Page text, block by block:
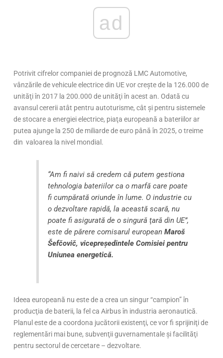
ad
Potrivit cifrelor companiei de prognoză LMC Automotive,
vânzările de vehicule electrice din UE vor creşte de la 126.000 de
unităţi în 2017 la 200.000 de unităţi în acest an. Odată cu
avansul cererii atât pentru autoturisme, cât şi pentru sistemele
de stocare a energiei electrice, piaţa europeană a bateriilor ar
putea ajunge la 250 de miliarde de euro până în 2025, o treime
din valoarea la nivel mondial.
“Am fi naivi să credem că putem gestiona
tehnologia bateriilor ca o marfă care poate
fi cumpărată oriunde în lume. O industrie cu
o dezvoltare rapidă, la această scară, nu
poate fi asigurată de o singură ţară din UE”,
este de părere comisarul european Maroš
Šefčovič, vicepreşedintele Comisiei pentru
Uniunea energetică.
Ideea europeană nu este de a crea un singur “campion” în
producţia de baterii, la fel ca Airbus în industria aeronautică.
Planul este de a coordona jucătorii existenţi, ce vor fi sprijiniţi de
reglementări mai bune, subvenţii guvernamentale şi facilităţi
pentru sectorul de cercetare – dezvoltare.